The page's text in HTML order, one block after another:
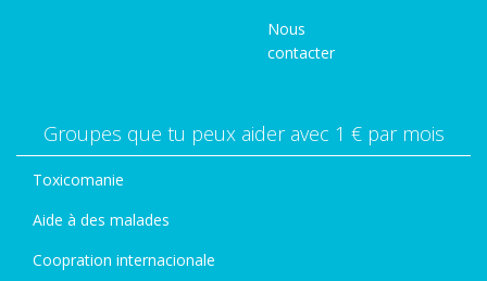
Nous
contacter
Groupes que tu peux aider avec 1 € par mois
Toxicomanie
Aide à des malades
Coopration internacionale